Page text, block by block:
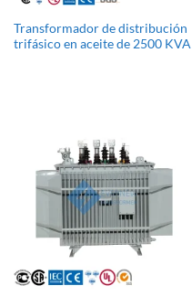
Transformador de distribución
trifásico en aceite de 2500 KVA